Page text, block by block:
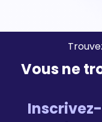
Vous ne